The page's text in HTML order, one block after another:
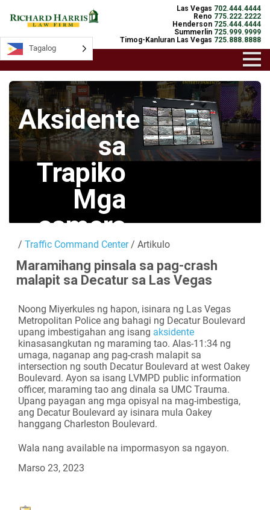
Las Vegas 702.444.4444
Reno 775.222.2222
Henderson 725.444.4444
Summerlin 725.999.9999
Timog-Kanluran Las Vegas 725.888.8888
Aksidente
sa
Trapiko
Mga
camera
Mga Live na
Camera
/ Traffic Command Center/ Artikulo
Maramihang pinsala sa pag-crash
malapit sa Decatur sa Las Vegas
Noong Miyerkules ng hapon, isinara ng Las Vegas
Metropolitan Police ang bahagi ng Decatur Boulevard
upang imbestigahan ang isang aksidente
kinasasangkutan ng maraming tao. Alas-11:34 ng
umaga, naganap ang pag-crash malapit sa
intersection ng south Decatur Boulevard at west Oakey
Boulevard. Ayon sa isang LVMPD public information
officer, maraming tao ang dinala sa UMC Trauma.
Upang payagan ang mga opisyal na mag-imbestiga,
ang Decatur Boulevard ay isinara mula Oakey
hanggang Charleston Boulevard.
Wala nang available na impormasyon sa ngayon.
Marso 23, 2023
Tagalog
Tagalog